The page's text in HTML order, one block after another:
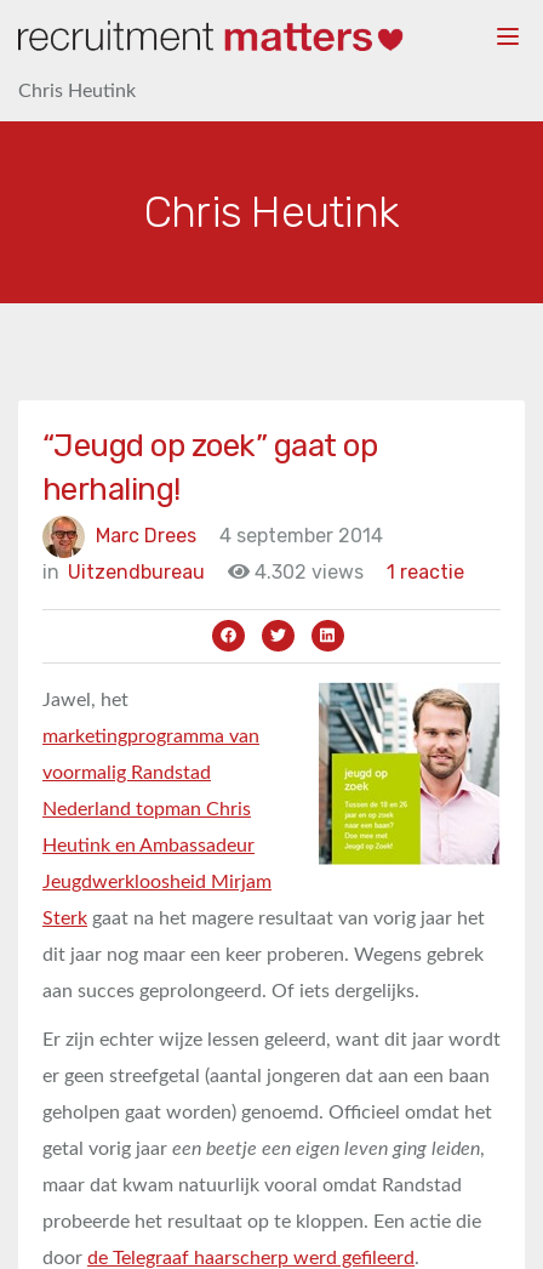
Chris Heutink
Chris Heutink
“Jeugd op zoek” gaat op
herhaling!
Marc Drees
4 september 2014
in Uitzendbureau 4.302 views 1 reactie
Jawel, het
marketingprogramma van
voormalig Randstad
Nederland topman Chris
Heutink en Ambassadeur
Jeugdwerkloosheid Mirjam
Sterk gaat na het magere resultaat van vorig jaar het
dit jaar nog maar een keer proberen. Wegens gebrek
aan succes geprolongeerd. Of iets dergelijks.
Er zijn echter wijze lessen geleerd, want dit jaar wordt
er geen streefgetal (aantal jongeren dat aan een baan
geholpen gaat worden) genoemd. Officieel omdat het
getal vorig jaar een beetje een eigen leven ging leiden,
maar dat kwam natuurlijk vooral omdat Randstad
probeerde het resultaat op te kloppen. Een actie die
door de Telegraaf haarscherp werd gefileerd.